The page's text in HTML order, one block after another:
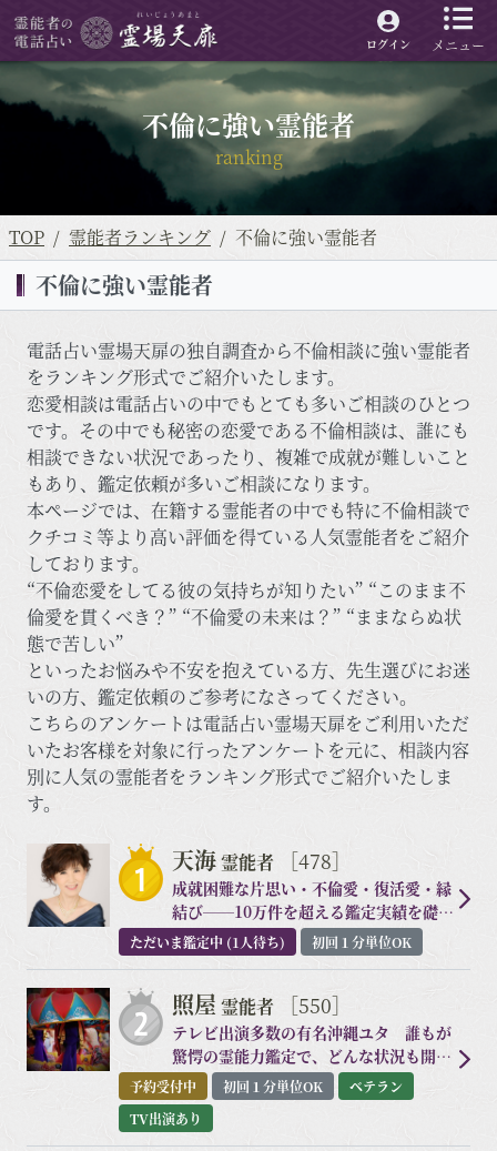
メニュー
ログイン
不倫に強い霊能者
ranking
TOP 霊能者ランキング 不倫に強い霊能者
不倫に強い霊能者
電話占い霊場天扉の独自調査から不倫相談に強い霊能者
をランキング形式でご紹介いたします。
恋愛相談は電話占いの中でもとても多いご相談のひとつ
です。その中でも秘密の恋愛である不倫相談は、誰にも
相談できない状況であったり、複雑で成就が難しいこと
もあり、鑑定依頼が多いご相談になります。
本ページでは、在籍する霊能者の中でも特に不倫相談で
クチコミ等より高い評価を得ている人気霊能者をご紹介
しております。
“不倫恋愛をしてる彼の気持ちが知りたい” “このまま不
倫愛を貫くべき？” “不倫愛の未来は？” “ままならぬ状
態で苦しい”
といったお悩みや不安を抱えている方、先生選びにお迷
いの方、鑑定依頼のご参考になさってください。
こちらのアンケートは電話占い霊場天扉をご利用いただ
いたお客様を対象に行ったアンケートを元に、相談内容
別に人気の霊能者をランキング形式でご紹介いたしま
す。
天海霊能者 ［478］
成就困難な片思い・不倫愛・復活愛・縁
結び──10万件を超える鑑定実績を礎
に、著名人やトップアスリートからも厚
い信頼を集める、霊場天扉屈指の願望成
ただいま鑑定中 (1人待ち) 初回１分単位OK
照屋 霊能者 ［550］
テレビ出演多数の有名沖縄ユタ 誰もが
驚愕の霊能力鑑定で、どんな状況も開運
へ導く！
予約受付中 初回１分単位OK
ベテラン
TV出演あり